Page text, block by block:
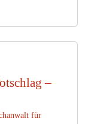
–
für